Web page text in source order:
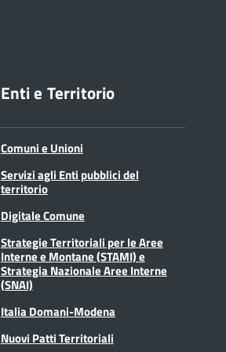
Enti e Territorio
Comuni e Unioni
Servizi agli Enti pubblici del
territorio
Digitale Comune
Strategie Territoriali per le Aree
Interne e Montane (STAMI) e
Strategia Nazionale Aree Interne
(SNAI)
Italia Domani-Modena
Nuovi Patti Territoriali